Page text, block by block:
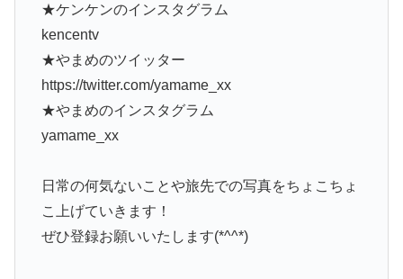
★ケンケンのインスタグラム
kencentv
★やまめのツイッター
https://twitter.com/yamame_xx
★やまめのインスタグラム
yamame_xx
日常の何気ないことや旅先での写真をちょこちょ
こ上げていきます！
ぜひ登録お願いいたします(*^^*)